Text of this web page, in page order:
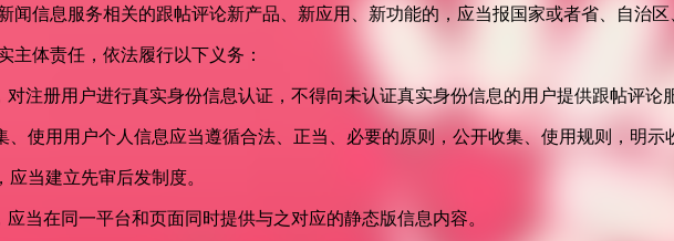
闻信息服务相关的跟帖评论新产品、新应用、新功能的，应当报国家或者省、自治
主体责任，依法履行以下义务：
对注册用户进行真实身份信息认证，不得向未认证真实身份信息的用户提供跟帖评论
、使用用户个人信息应当遵循合法、正当、必要的原则，公开收集、使用规则，明
应当建立先审后发制度。
应当在同一平台和页面同时提供与之对应的静态版信息内容。